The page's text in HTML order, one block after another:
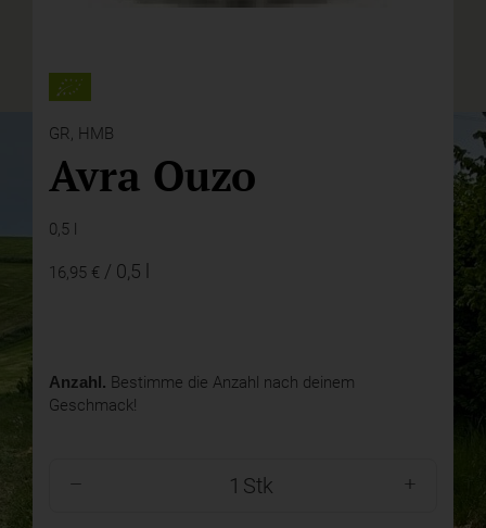
GR, HMB
Avra Ouzo
0,5 l
16,95 € / 0,5 l
Anzahl. Bestimme die Anzahl nach deinem
Geschmack!
Stk